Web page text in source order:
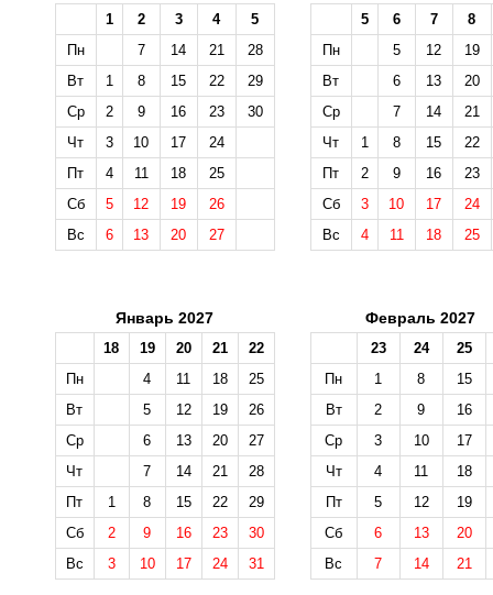
1 2 3 4
5
Пн
7 14 21
28
Вт
1 8 15 22
29
Ср
2 9 16 23
30
Чт
3 10 17
24
Пт
4 11 18
25
Сб
5 12 19
26
Вс
6 13 20 27
5 6 7
8
Пн
5 12
19
Вт
6 13
20
Ср
7 14
21
Чт
1 8 15
22
Пт
2 9 16
23
Сб
3 10 17
24
Вс
4 11 18 25
Январь 2027
18 19 20 21
22
Пн
4 11 18
25
Вт
5 12 19
26
Ср
6 13 20
27
Чт
7 14 21
28
Пт
1 8 15 22
29
Сб
2 9 16 23
30
Вс
3 10 17 24 31
Февраль 2027
23 24
25
Пн
1 8
15
Вт
2 9
16
Ср
3 10
17
Чт
4 11
18
Пт
5 12
19
Сб
6 13
20
Вс
7 14 21